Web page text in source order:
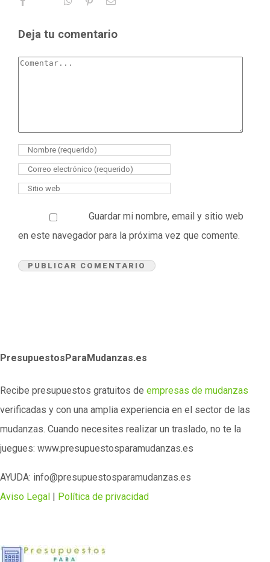
Deja tu comentario
Guardar mi nombre, email y sitio web
en este navegador para la próxima vez que comente.
PresupuestosParaMudanzas.es
Recibe presupuestos gratuitos de empresas de mudanzas
verificadas y con una amplia experiencia en el sector de las
mudanzas. Cuando necesites realizar un traslado, no te la
juegues: www.presupuestosparamudanzas.es
AYUDA: info@presupuestosparamudanzas.es
Aviso Legal | Política de privacidad